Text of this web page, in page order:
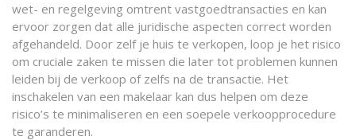
wet- en regelgeving omtrent vastgoedtransacties en kan
ervoor zorgen dat alle juridische aspecten correct worden
afgehandeld. Door zelf je huis te verkopen, loop je het risico
om cruciale zaken te missen die later tot problemen kunnen
leiden bij de verkoop of zelfs na de transactie. Het
inschakelen van een makelaar kan dus helpen om deze
risico’s te minimaliseren en een soepele verkoopprocedure
te garanderen.